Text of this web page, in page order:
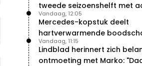
tweede seizoenshelft met
Mercedes-kopstuk deelt
hartverwarmende
overstap naar Red Bull
Vandaag, 12:05
Lindblad herinnert zich
ontmoeting met Marko:
Vandaag, 11:15